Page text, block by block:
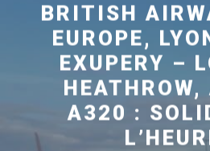
BRITISH
EUROPE,
EXUPERY –
HEATHROW,
A320 :